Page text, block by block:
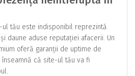
ul tău este indisponibil reprezintă
daune aduse reputației afacerii. Un
oferă garanții de uptime de
înseamnă că site-ul tău va fi